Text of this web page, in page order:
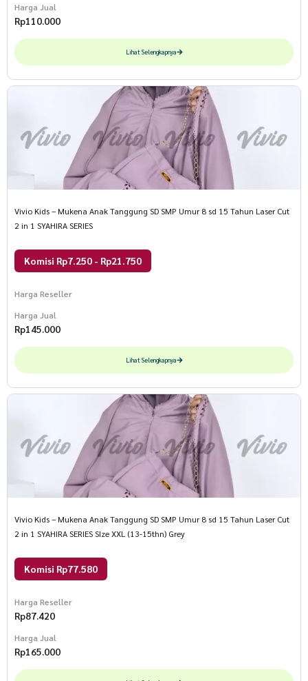
Harga Jual
Rp110.000
Lihat Selengkapnya
Vivio Kids – Mukena Anak Tanggung SD SMP Umur 8 sd 15 Tahun Laser Cut
2 in 1 SYAHIRA SERIES
Komisi Rp7.250 - Rp21.750
Harga Reseller
Harga Jual
Rp145.000
Lihat Selengkapnya
Vivio Kids – Mukena Anak Tanggung SD SMP Umur 8 sd 15 Tahun Laser Cut
2 in 1 SYAHIRA SERIES SIze XXL (13-15thn) Grey
Komisi Rp77.580
Harga Reseller
Rp87.420
Harga Jual
Rp165.000